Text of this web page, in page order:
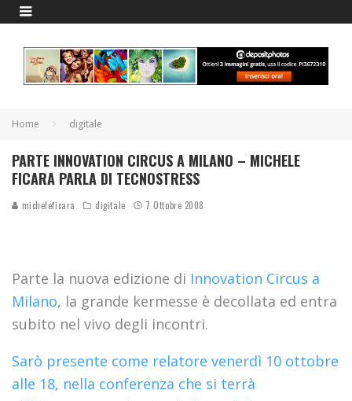
Home digitale
PARTE INNOVATION CIRCUS A MILANO – MICHELE
FICARA PARLA DI TECNOSTRESS
micheleficara digitale 7 Ottobre 2008
Parte la nuova edizione di Innovation Circus a
Milano, la grande kermesse è decollata ed entra
subito nel vivo degli incontri.
Sarò presente come relatore venerdì 10 ottobre
alle 18, nella conferenza che si terrà